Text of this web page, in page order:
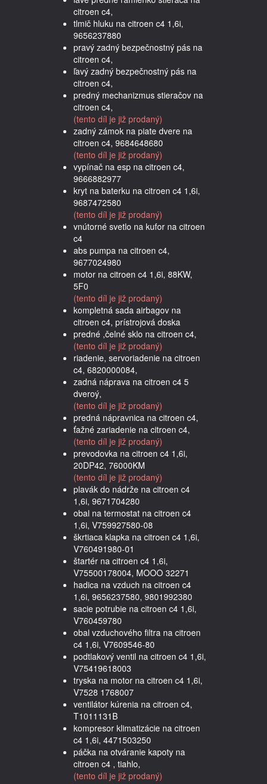
citroen c4,
tlmič hluku na citroen c4 1,6i,
9656237880
pravý zadný bezpečnostný pás na
citroen c4,
ľavý zadný bezpečnostný pás na
citroen c4,
predný mechanizmus stieračov na
citroen c4,
(tento díl je již prodaný)
zadný zámok na piate dvere na
citroen c4, 9684648680
(tento díl je již prodaný)
vypínač na esp na citroen c4,
9666882977
kryt na baterku na citroen c4 1,6i,
9687472580
(tento díl je již prodaný)
vnútorné svetlo na kufor na citroen
c4
abs pumpa na citroen c4,
9677024980
motor na citroen c4 1,6i, 88KW,
5F0
(tento díl je již prodaný)
kompletná sada airbagov na
citroen c4, prístrojová doska
predné ,čelné sklo na citroen c4,
(tento díl je již prodaný)
riadenie, servoriadenie na citroen
c4, 6820000084,
zadná náprava na citroen c4 5
dveroý,
(tento díl je již prodaný)
predná nápravnica na citroen c4,
ťažné zariadenie na citroen c4,
(tento díl je již prodaný)
prevodovka na citroen c4 1,6i,
20DP42, 76000KM
(tento díl je již prodaný)
plavák do nádrže na citroen c4
1,6i, 9671704280
obal na termostat na citroen c4
1,6i, V759927580-08
škrtiaca klapka na citroen c4 1,6i,
V760491980-01
štartér na citroen c4 1,6i,
V75500178004, MOOO 32271
hadica na vzduch na citroen c4
1,6i, 9656237580, 9801992380
sacie potrubie na citroen c4 1,6i,
V760459780
obal vzduchového filtra na citroen
c4 1,6i, V7609546-80
podtlakový ventil na citroen c4 1,6i,
V75419618003
tryska na motor na citroen c4 1,6i,
V7528 1768007
ventilátor kúrenia na citroen c4,
T1011131B
kompresor klimatizácie na citroen
c4 1,6i, 4471503250
páčka na otváranie kapoty na
citroen c4 , tiahlo,
(tento díl je již prodaný)